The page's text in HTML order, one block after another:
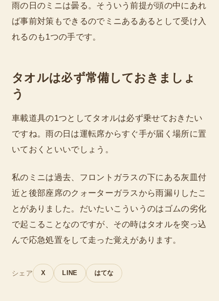
雨の日のミニは曇る。そういう前提が頭の中にあれ
ば事前対策もできるのでミニあるあるとして受け入
れるのも1つの手です。
タオルは必ず常備しておきましょ
う
車載道具の1つとしてタオルは必ず乗せておきたい
ですね。雨の日は運転席からすぐ手が届く場所に置
いておくといいでしょう。
私のミニは過去、フロントガラスの下にある灰皿付
近と後部座席のクォーターガラスから雨漏りしたこ
とがありました。だいたいこういうのはゴムの劣化
で起こることなのですが、その時はタオルを突っ込
んで応急処置をして走った覚えがあります。
シェア X LINE はてな